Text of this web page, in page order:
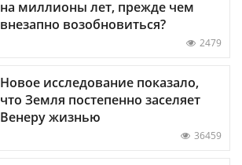
на миллионы лет, прежде чем
внезапно возобновиться?
2479
Новое исследование показало,
что Земля постепенно заселяет
Венеру жизнью
36459